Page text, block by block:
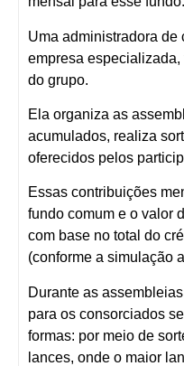
Uma administradora de
empresa
do grupo.
Ela organiza as
acumulados, realiza
oferecidos pelos
Essas contribuições
fundo comum e o valor
com base no total do
(conforme a simulação
Durante as
para os consorciados
formas: por meio de
lances, onde o maior